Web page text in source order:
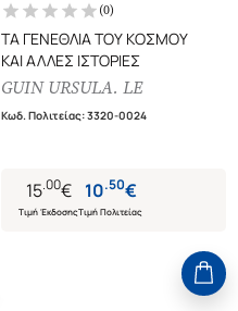
(0)
ΤΑ ΓΕΝΕΘΛΙΑ ΤΟΥ ΚΟΣΜΟΥ
ΚΑΙ ΑΛΛΕΣ ΙΣΤΟΡΙΕΣ
GUIN URSULA. LE
Κωδ. Πολιτείας:3320-0024
15.00€
Τιμή Έκδοσης
10.50€
Τιμή Πολιτείας